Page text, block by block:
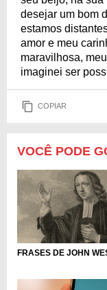
desejar um bom
estamos
amor e meu
maravilhosa,
imaginei ser
COPIAR
VOCÊ PODE
FRASES DE JOHN